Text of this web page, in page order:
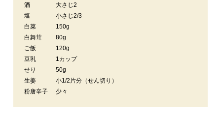
酒
大さじ2
塩
小さじ2/3
白菜
150g
白舞茸
80g
ご飯
120g
豆乳
1カップ
せり
50g
生姜
小1/2片分（せん切り）
粉唐辛子
少々